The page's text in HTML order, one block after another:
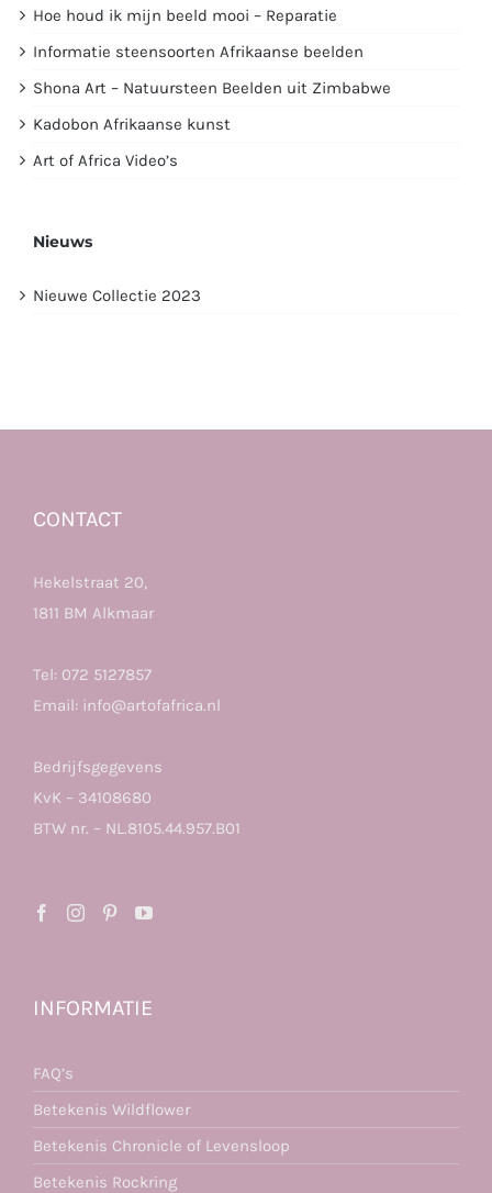
Hoe houd ik mijn beeld mooi – Reparatie
Informatie steensoorten Afrikaanse beelden
Shona Art – Natuursteen Beelden uit Zimbabwe
Kadobon Afrikaanse kunst
Art of Africa Video’s
Nieuws
Nieuwe Collectie 2023
CONTACT
Hekelstraat 20,
1811 BM Alkmaar
Tel: 072 5127857
Email: info@artofafrica.nl
Bedrijfsgegevens
KvK – 34108680
BTW nr. – NL.8105.44.957.B01
INFORMATIE
FAQ’s
Betekenis Wildflower
Betekenis Chronicle of Levensloop
Betekenis Rockring